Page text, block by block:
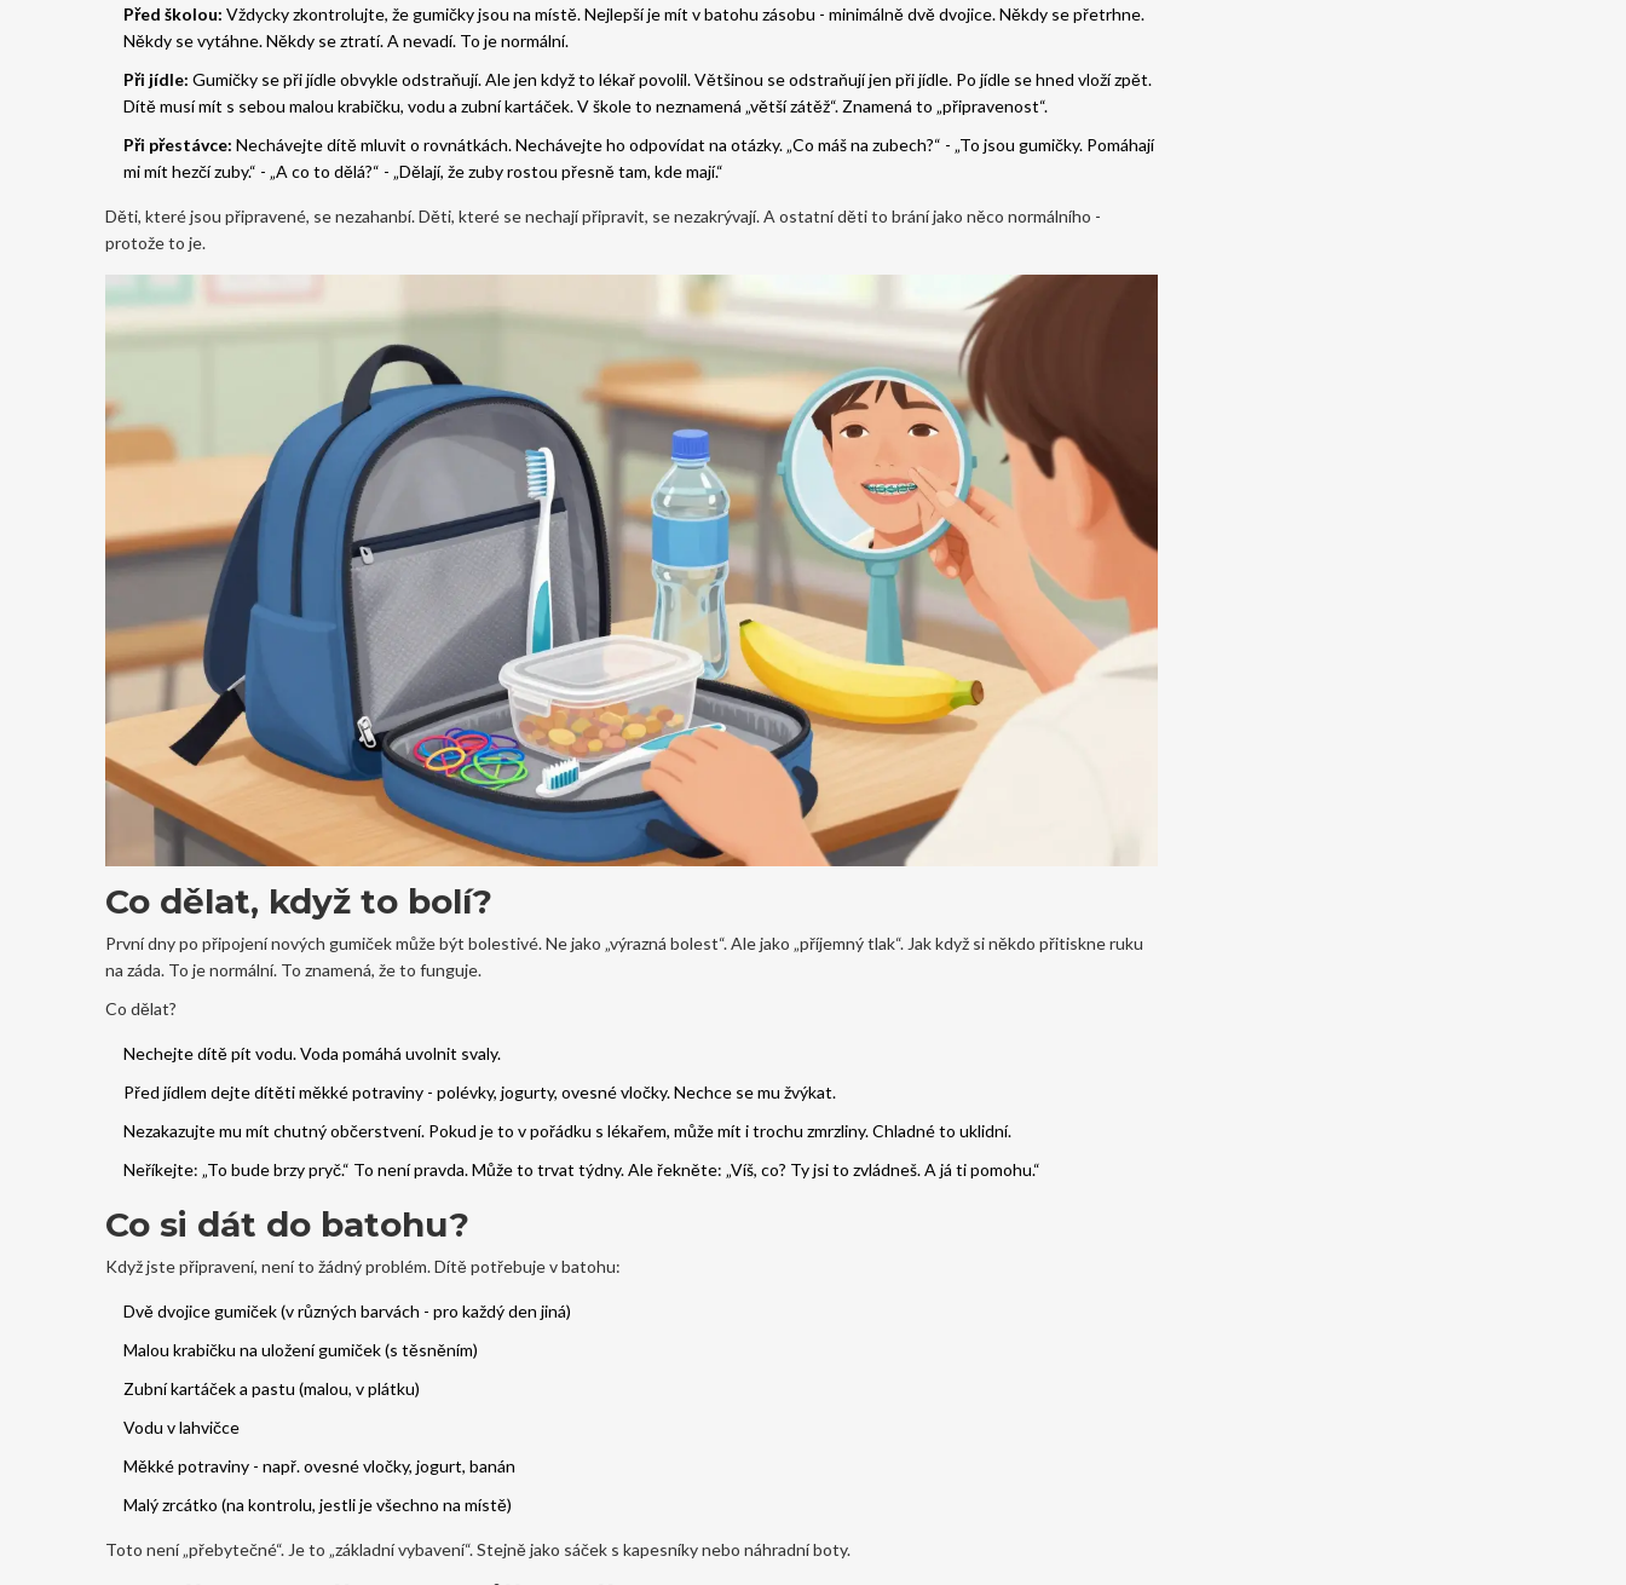
Před školou: Vždycky zkontrolujte, že gumičky jsou na místě. Nejlepší je mít v batohu zásobu - minimálně dvě dvojice. Někdy se přetrhne.
Někdy se vytáhne. Někdy se ztratí. A nevadí. To je normální.
Při jídle: Gumičky se při jídle obvykle odstraňují. Ale jen když to lékař povolil. Většinou se odstraňují jen při jídle. Po jídle se hned vloží zpět.
Dítě musí mít s sebou malou krabičku, vodu a zubní kartáček. V škole to neznamená „větší zátěž“. Znamená to „připravenost“.
Při přestávce: Nechávejte dítě mluvit o rovnátkách. Nechávejte ho odpovídat na otázky. „Co máš na zubech?“ - „To jsou gumičky. Pomáhají
mi mít hezčí zuby.“ - „A co to dělá?“ - „Dělají, že zuby rostou přesně tam, kde mají.“
Děti, které jsou připravené, se nezahanbí. Děti, které se nechají připravit, se nezakrývají. A ostatní děti to brání jako něco normálního -
protože to je.
Co dělat, když to bolí?
První dny po připojení nových gumiček může být bolestivé. Ne jako „výrazná bolest“. Ale jako „příjemný tlak“. Jak když si někdo přitiskne ruku
na záda. To je normální. To znamená, že to funguje.
Co dělat?
Nechejte dítě pít vodu. Voda pomáhá uvolnit svaly.
Před jídlem dejte dítěti měkké potraviny - polévky, jogurty, ovesné vločky. Nechce se mu žvýkat.
Nezakazujte mu mít chutný občerstvení. Pokud je to v pořádku s lékařem, může mít i trochu zmrzliny. Chladné to uklidní.
Neříkejte: „To bude brzy pryč.“ To není pravda. Může to trvat týdny. Ale řekněte: „Víš, co? Ty jsi to zvládneš. A já ti pomohu.“
Co si dát do batohu?
Když jste připravení, není to žádný problém. Dítě potřebuje v batohu:
Dvě dvojice gumiček (v různých barvách - pro každý den jiná)
Malou krabičku na uložení gumiček (s těsněním)
Zubní kartáček a pastu (malou, v plátku)
Vodu v lahvičce
Měkké potraviny - např. ovesné vločky, jogurt, banán
Malý zrcátko (na kontrolu, jestli je všechno na místě)
Toto není „přebytečné“. Je to „základní vybavení“. Stejně jako sáček s kapesníky nebo náhradní boty.